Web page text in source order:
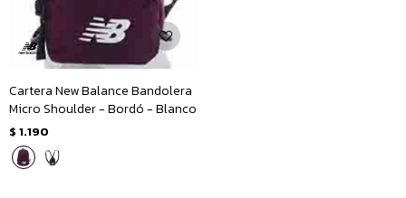
Cartera New Balance Bandolera
Micro Shoulder - Bordó - Blanco
$ 1.190